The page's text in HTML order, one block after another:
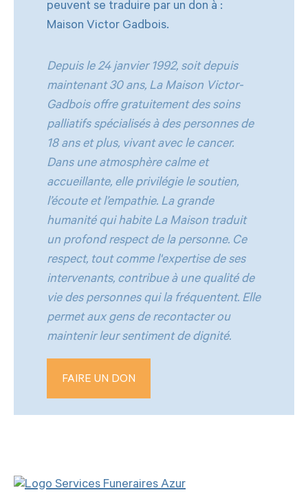
peuvent se traduire par un don à :
Maison Victor Gadbois.
Depuis le 24 janvier 1992, soit depuis
maintenant 30 ans, La Maison Victor-
Gadbois offre gratuitement des soins
palliatifs spécialisés à des personnes de
18 ans et plus, vivant avec le cancer.
Dans une atmosphère calme et
accueillante, elle privilégie le soutien,
l’écoute et l’empathie. La grande
humanité qui habite La Maison traduit
un profond respect de la personne. Ce
respect, tout comme l'expertise de ses
intervenants, contribue à une qualité de
vie des personnes qui la fréquentent. Elle
permet aux gens de recontacter ou
maintenir leur sentiment de dignité.
FAIRE UN DON